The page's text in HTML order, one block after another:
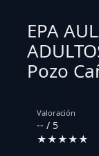
EPA
Pozo
Valoración
-- / 5
★★★★★